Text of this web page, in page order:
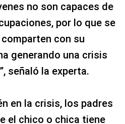
no son capaces de
por lo que se
con su
generando una crisis
señaló la experta.
en la crisis, los padres
el chico o chica tiene